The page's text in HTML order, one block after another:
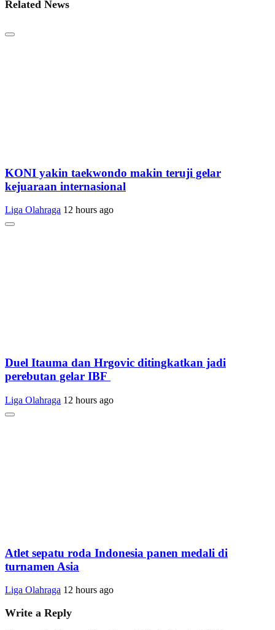
Related News
KONI yakin taekwondo makin teruji gelar
kejuaraan internasional
Liga Olahraga 12 hours ago
Duel Itauma dan Hrgovic ditingkatkan jadi
perebutan gelar IBF
Liga Olahraga 12 hours ago
Atlet sepatu roda Indonesia panen medali di
turnamen Asia
Liga Olahraga 12 hours ago
Write a Reply